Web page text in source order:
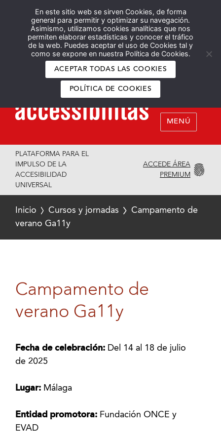
En este sitio web se sirven Cookies, de forma
general para permitir y optimizar su navegación.
Asimismo, utilizamos cookies analíticas que nos
permiten elaborar estadísticas y conocer el tráfico
de la web. Puedes aceptar el uso de Cookies tal y
como se expone en nuestra Política de Cookies.
ACEPTAR TODAS LAS COOKIES
POLÍTICA DE COOKIES
Español English
MENÚ
PLATAFORMA PARA EL
IMPULSO DE LA
ACCESIBILIDAD
UNIVERSAL
ACCEDE ÁREA
PREMIUM
Inicio Cursos y jornadas
Campamento de
verano Ga11y
Campamento de
verano Ga11y
Fecha de celebración: Del 14 al 18 de julio
de 2025
Lugar: Málaga
Entidad promotora: Fundación ONCE y
EVAD